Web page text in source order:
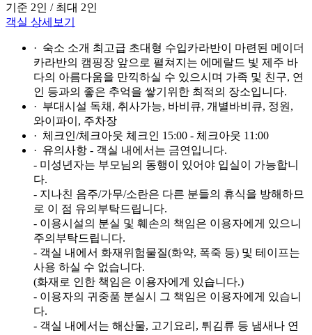
기준 2인 / 최대 2인
객실 상세보기
· 숙소 소개 최고급 초대형 수입카라반이 마련된 메이더
카라반의 캠핑장 앞으로 펼쳐지는 에메랄드 빛 제주 바
다의 아름다움을 만끽하실 수 있으시며 가족 및 친구, 연
인 등과의 좋은 추억을 쌓기위한 최적의 장소입니다.
· 부대시설 독채, 취사가능, 바비큐, 개별바비큐, 정원,
와이파이, 주차장
· 체크인/체크아웃 체크인 15:00 - 체크아웃 11:00
· 유의사항 - 객실 내에서는 금연입니다.
- 미성년자는 부모님의 동행이 있어야 입실이 가능합니
다.
- 지나친 음주/가무/소란은 다른 분들의 휴식을 방해하므
로 이 점 유의부탁드립니다.
- 이용시설의 분실 및 훼손의 책임은 이용자에게 있으니
주의부탁드립니다.
- 객실 내에서 화재위험물질(화약, 폭죽 등) 및 테이프는
사용 하실 수 없습니다.
(화재로 인한 책임은 이용자에게 있습니다.)
- 이용자의 귀중품 분실시 그 책임은 이용자에게 있습니
다.
- 객실 내에서는 해산물, 고기요리, 튀김류 등 냄새나 연